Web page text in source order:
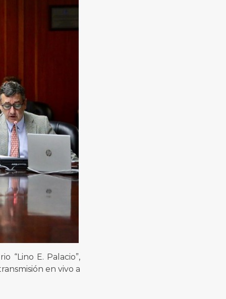
“Lino E. Palacio”,
en vivo a